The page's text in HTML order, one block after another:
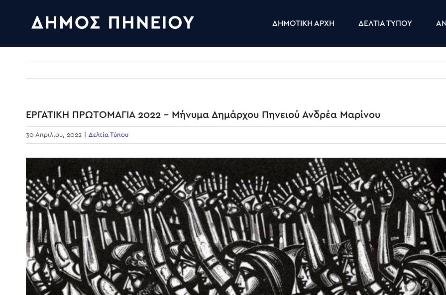
ΔΗΜΟΤΙΚΗ ΑΡΧΗ ΔΕΛΤΙΑ ΤΥΠΟΥ
ΕΡΓΑΤΙΚΗ ΠΡΩΤΟΜΑΓΙΑ 2022 – Μήνυμα Δημάρχου Πηνειού Ανδρέα Μαρίνου
30 Απριλίου, 2022 Δελτία Τύπου
Larger
Image